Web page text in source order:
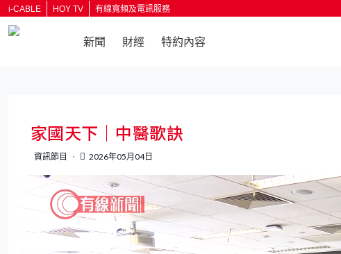
i-CABLE HOY TV 有線寬頻及電訊服務
新聞 財經 特約內容
家國天下｜中醫歌訣
資訊節目 2026年05月04日